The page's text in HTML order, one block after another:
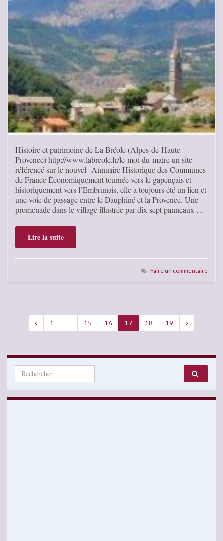
Histoire et patrimoine de La Bréole (Alpes-de-Haute-
Provence) http://www.labreole.fr/le-mot-du-maire un site
référencé sur le nouvel Annuaire Historique des Communes
de France Économiquement tournée vers le gapençais et
historiquement vers l’Embrunais, elle a toujours été un lien et
une voie de passage entre le Dauphiné et la Provence. Une
promenade dans le village illustrée par dix sept panneaux …
Lire la suite
Faire un commentaire
1 … 15 16 17 18 19
Search for: